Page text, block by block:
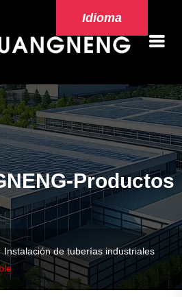
Idioma
Productos
Instalación de tuberías industriales